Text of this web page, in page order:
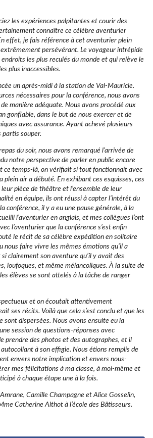
les expériences palpitantes et courir des
connaître ce célèbre aventurier
effet, je fais référence à cet aventurier plein
persévérant. Le voyageur intrépide
endroits les plus reculés du monde et qui relève le
plus inaccessibles.
un après-midi à la station de Val-Mauricie.
nécessaires pour la conférence, nous avons
manière adéquate. Nous avons procédé aux
gonflable, dans le but de nous exercer et de
avec assurance. Ayant achevé plusieurs
partis souper.
du soir, nous avons remarqué l’arrivée de
notre perspective de parler en public encore
ce temps-là, on vérifiait si tout fonctionnait avec
plein air a débuté. En exhibant ces esquisses, ces
pièce de théâtre et l’ensemble de leur
en équipe, ils ont réussi à capter l’intérêt du
conférence, il y a eu une pause générale, à la
l’aventurier en anglais, et mes collègues l’ont
l’aventurier que la conférence s’est enfin
le récit de sa célèbre expédition en solitaire
nous faire vivre les mêmes émotions qu’il a
clairement son aventure qu’il y avait des
loufoques, et même mélancoliques. À la suite de
élèves se sont attelés à la tâche de ranger
et on écoutait attentivement
ses récits. Voilà que cela s’est conclu et que les
sont dispersées. Nous avons ensuite eu la
session de questions-réponses avec
prendre des photos et des autographes, et il
à son effigie. Nous étions remplis de
envers notre implication et envers nous-
mes félicitations à ma classe, à moi-même et
à chaque étape une à la fois.
Camille Champagne et Alice Gosselin,
Catherine Althot à l’école des Bâtisseurs.